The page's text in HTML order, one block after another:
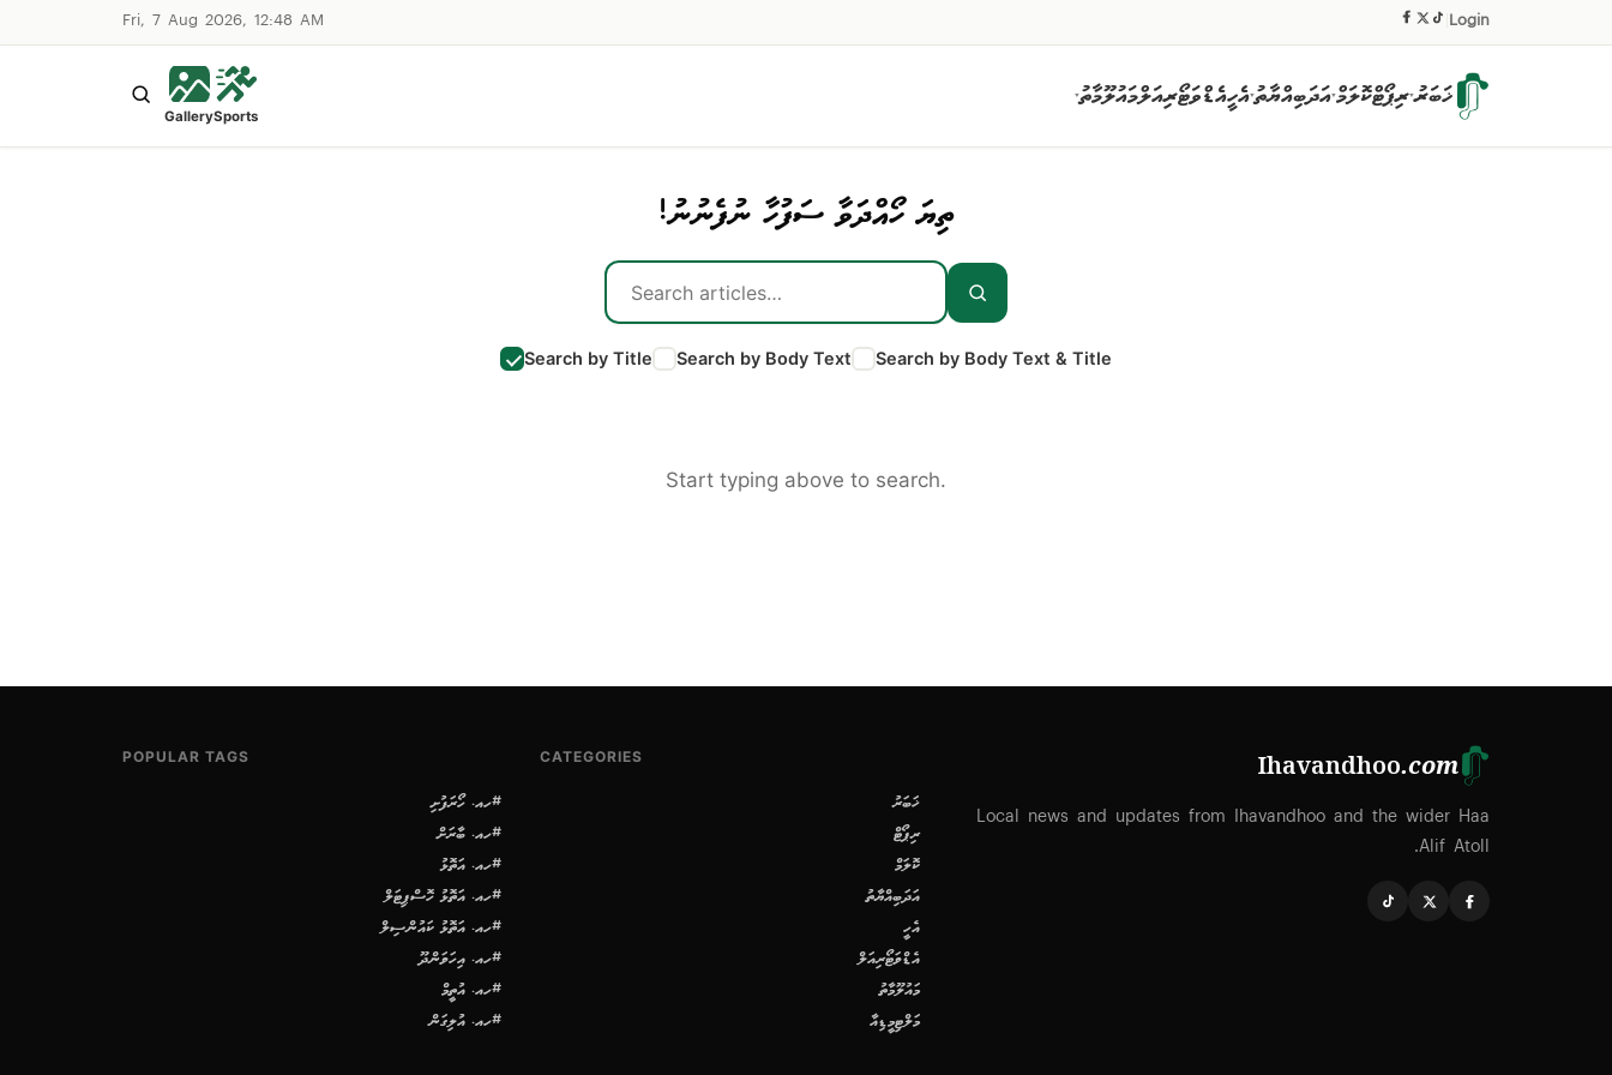
Fri, 7 Aug 2026, 12:48 AM Login
ޚަބަރު▾ރިޕޯޓްކޮލަމް▾އަދަބިއްޔާތު▾އެހީއެޑްވަޓޯރިއަލްމައުލޫމާތު▾
Sports
Gallery
ތިޔަ ހޯއްދަވާ ސަފުހާ ނުފެނުނު!
Search by Title Search by Body Text Search by Body Text & Title
Start typing above to search.
Ihavandhoo.com
Local news and updates from Ihavandhoo and the wider Haa
Alif Atoll.
CATEGORIES
ޚަބަރު
ރިޕޯޓް
ކޮލަމް
އަދަބިއްޔާތު
އެހީ
އެޑްވަޓޯރިއަލް
މައުލޫމާތު
މަލްޓިމީޑިއާ
POPULAR TAGS
#ހއ. ހޯރަފުށި
#ހއ. ބާރަށް
#ހއ. އަތޮޅު
#ހއ. އަތޮޅު ހޮސްޕިޓަލް
#ހއ. އަތޮޅު ކައުންސިލް
#ހއ. އިހަވަންދޫ
#ހއ. އުތީމް
#ހއ. އުލިގަން